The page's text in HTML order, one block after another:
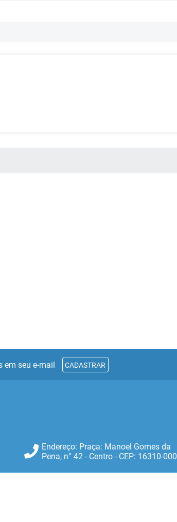
em seu e-mail CADASTRAR
Endereço: Praça: Manoel Gomes da
Pena, n° 42 - Centro - CEP: 16310‐000